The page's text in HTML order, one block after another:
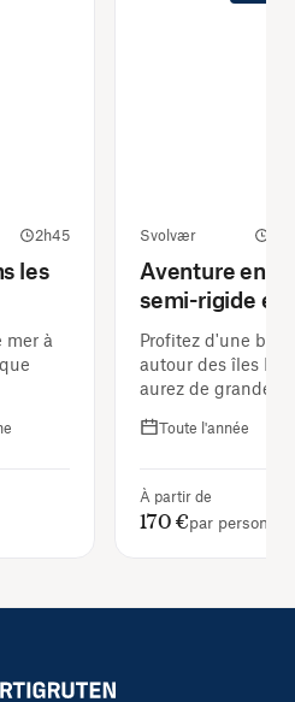
2h45
les
mer à
Svolvær
Aventure en
semi-rigide et
dans les
Profitez d'une
autour des îles
aurez de grandes
tête blanche.
Toute l'année
À partir de
170 €par personne